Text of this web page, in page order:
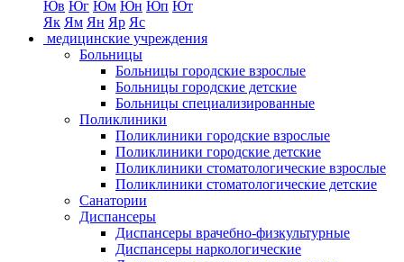
Юв Юг Юм Юн Юп Ют
Як Ям Ян Яр Яс
медицинские учреждения
Больницы
Больницы городские взрослые
Больницы городские детские
Больницы специализированные
Поликлиники
Поликлиники городские взрослые
Поликлиники городские детские
Поликлиники стоматологические взрослые
Поликлиники стоматологические детские
Санатории
Диспансеры
Диспансеры врачебно-физкультурные
Диспансеры наркологические